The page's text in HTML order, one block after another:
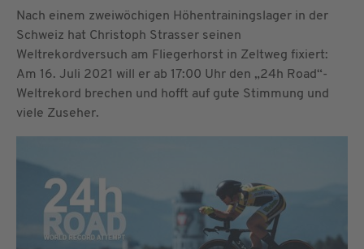
Nach einem zweiwöchigen Höhentrainingslager in der
Schweiz hat Christoph Strasser seinen
Weltrekordversuch am Fliegerhorst in Zeltweg fixiert:
Am 16. Juli 2021 will er ab 17:00 Uhr den „24h Road“-
Weltrekord brechen und hofft auf gute Stimmung und
viele Zuseher.